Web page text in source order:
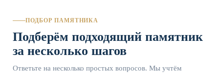
ПОДБОР ПАМЯТНИКА
Подберём подходящий памятник
за несколько шагов
Ответьте на несколько простых вопросов. Мы учтём